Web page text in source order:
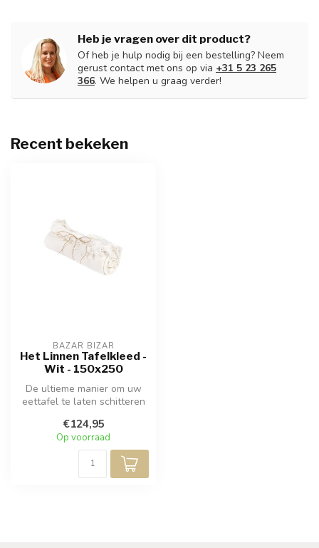
Heb je vragen over dit product?
Of heb je hulp nodig bij een bestelling? Neem
gerust contact met ons op via +31 5 23 265
366. We helpen u graag verder!
Recent bekeken
BAZAR BIZAR
Het Linnen Tafelkleed -
Wit - 150x250
De ultieme manier om uw
eettafel te laten schitteren
luxe...
€124,95
Op voorraad